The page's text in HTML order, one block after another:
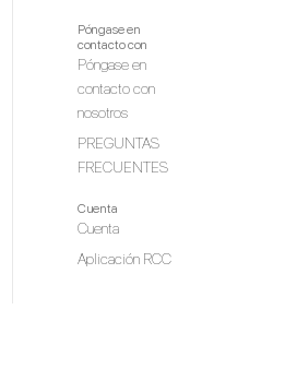
Póngase en
contacto con
Póngase en
contacto con
nosotros
PREGUNTAS
FRECUENTES
Cuenta
Cuenta
Aplicación RCC